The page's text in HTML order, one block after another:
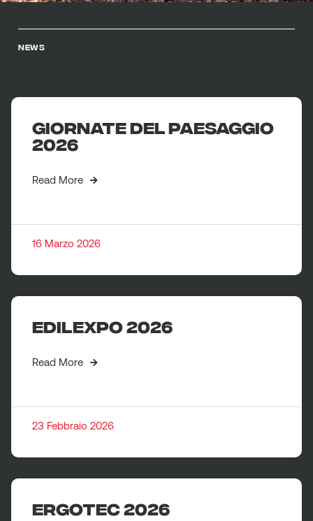
NEWS
Giornate del paesaggio
2026
16 Marzo 2026
Read More
EDILEXPO 2026
23 Febbraio 2026
Read More
ERGOTEC 2026